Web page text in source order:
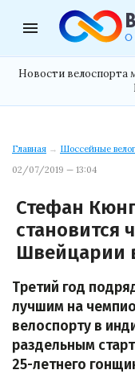
menu
Новости велоспорта
Главная → Шоссейные
02/07/2019 — 13:04
Стефан
становится
Швейцарии
Третий год
лучшим на
велоспорту в
раздельным
25-летнего